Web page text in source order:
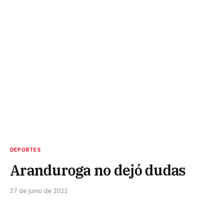
DEPORTES
Aranduroga no dejó dudas
27 de junio de 2022